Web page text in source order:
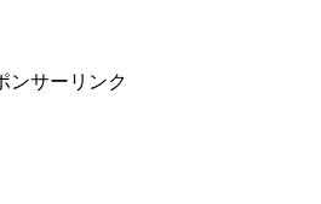
ンサーリンク